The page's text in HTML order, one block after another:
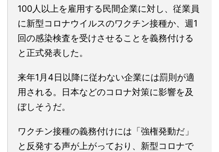
100人以上を雇用する民間企業に対し、従業員
に新型コロナウイルスのワクチン接種か、週1
回の感染検査を受けさせることを義務付ける
と正式発表した。
来年1月4日以降に従わない企業には罰則が適
用される。日本などのコロナ対策に影響を及
ぼしそうだ。
ワクチン接種の義務付けには「強権発動だ」
と反発する声が上がっており、新型コロナで